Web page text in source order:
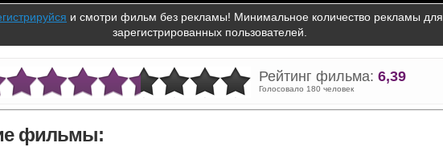
и смотри фильм без рекламы! Минимальное количество рекламы для
зарегистрированных пользователей.
Рейтинг фильма: 6,39
Голосовало 180 человек
фильмы: